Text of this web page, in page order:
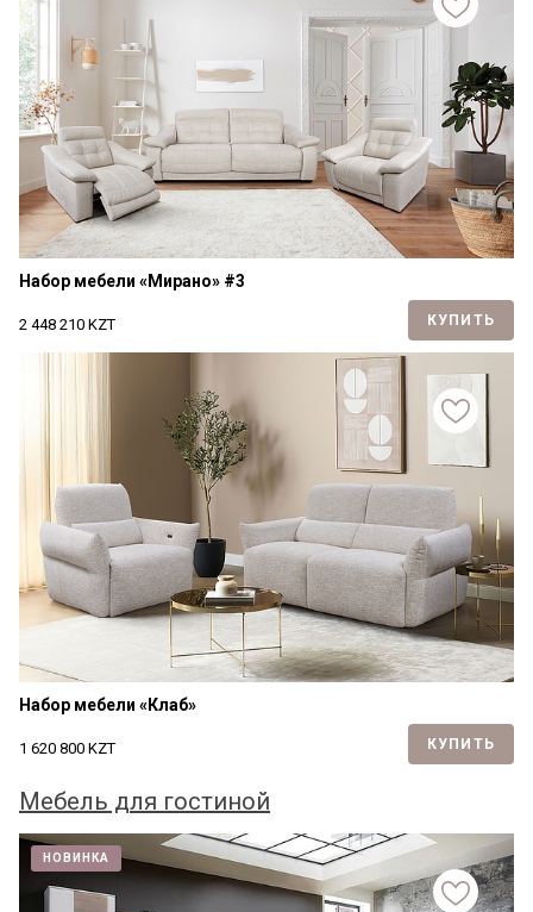
Набор мебели «Мирано» #3
2 448 210 KZT КУПИТЬ
Набор мебели «Клаб»
1 620 800 KZT КУПИТЬ
Мебель для гостиной
НОВИНКА